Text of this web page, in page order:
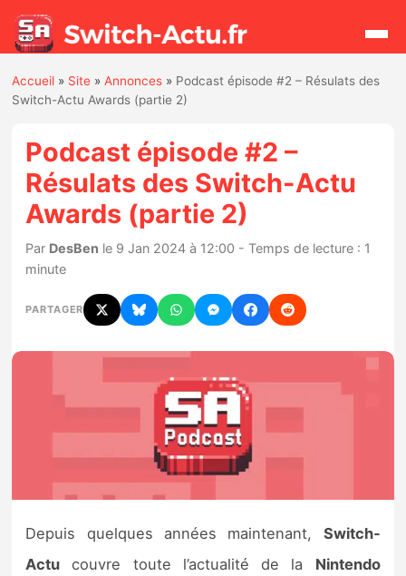
Actualités
Jeux
Hardware
Mises à jour
Chiffres de ventes
Rumeurs
Nintendo Direct
Tests et previews
Tests de jeux
Accueil » Site »Annonces » Podcast épisode #2 – Résulats des
Switch-Actu Awards (partie 2)
Podcast épisode #2 –
Résulats des Switch-Actu
Awards (partie 2)
Par DesBen le 9 Jan 2024 à 12:00 - Temps de lecture : 1
minute
PARTAGER
Depuis quelques années maintenant, Switch-
Actu couvre toute l’actualité de la Nintendo